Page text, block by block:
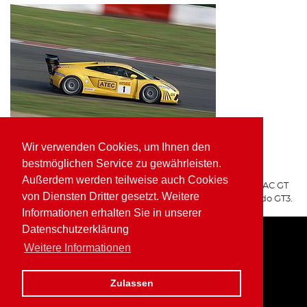
Wir verwenden Cookies, um Ihnen den
bestmöglichen Service zu gewährleisten.
Außerdem werden teilweise auch Cookies
von Diensten Dritter gesetzt. Weitere
Informationen erhalten Sie in unserer
Datenschutzerklärung
Weitere Informationen
Zulassen
ATEC Fluid Systems Lamborghini Gallardo GT3
ARGO Racing
Für ARGO Racing startete Wolfgang Kaufmann in der ADAC GT
Masters auf dem ATEC Fluid Systems Lamborghini Gallardo GT3.
Home Impressum